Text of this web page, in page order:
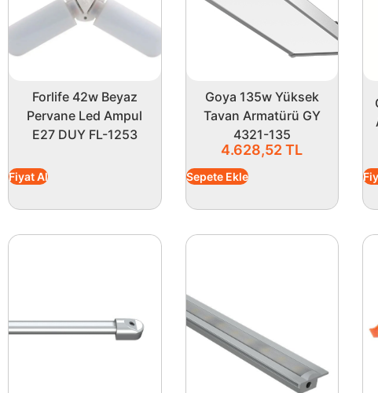
Forlife 42w Beyaz
Pervane Led Ampul
E27 DUY FL-1253
Fiyat Al
Goya 135w Yüksek
Tavan Armatürü GY
4321-135
4.628,52TL
Sepete Ekle